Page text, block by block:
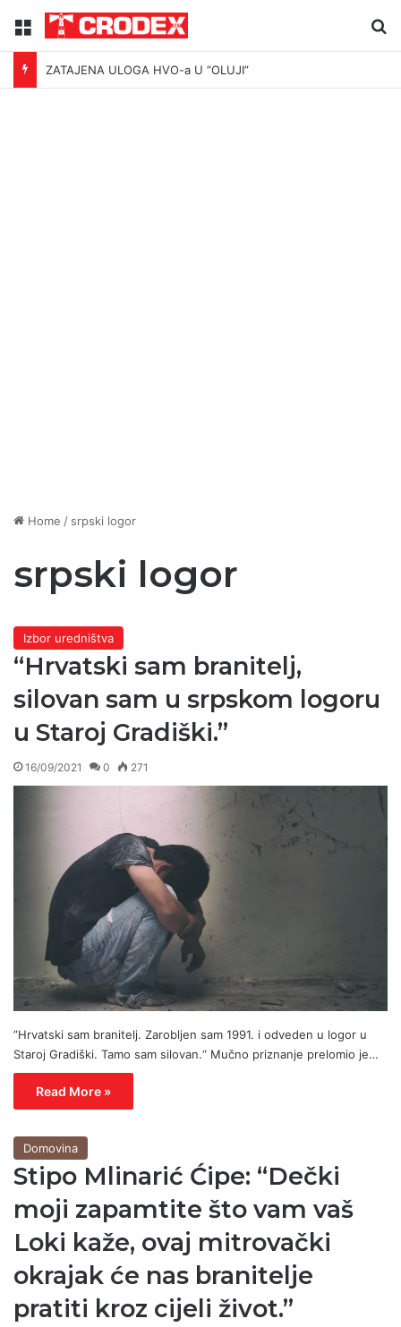
Menu
ZATAJENA ULOGA HVO-a U “OLUJI”
Home / srpski logor
srpski logor
Izbor uredništva
“Hrvatski sam branitelj,
silovan sam u srpskom logoru
u Staroj Gradiški.”
16/09/2021 0 271
”Hrvatski sam branitelj. Zarobljen sam 1991. i odveden u logor u
Staroj Gradiški. Tamo sam silovan.“ Mučno priznanje prelomio je…
Read More »
Domovina
Stipo Mlinarić Ćipe: “Dečki
moji zapamtite što vam vaš
Loki kaže, ovaj mitrovački
okrajak će nas branitelje
pratiti kroz cijeli život.”